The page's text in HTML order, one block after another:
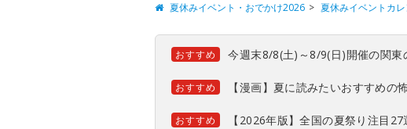
夏休みイベント・おでかけ2026 夏休みイベントカ
おすすめ 今週末8/8(土)～8/9(日)開催の関東
おすすめ 【漫画】夏に読みたいおすすめの
おすすめ 【2026年版】全国の夏祭り注目